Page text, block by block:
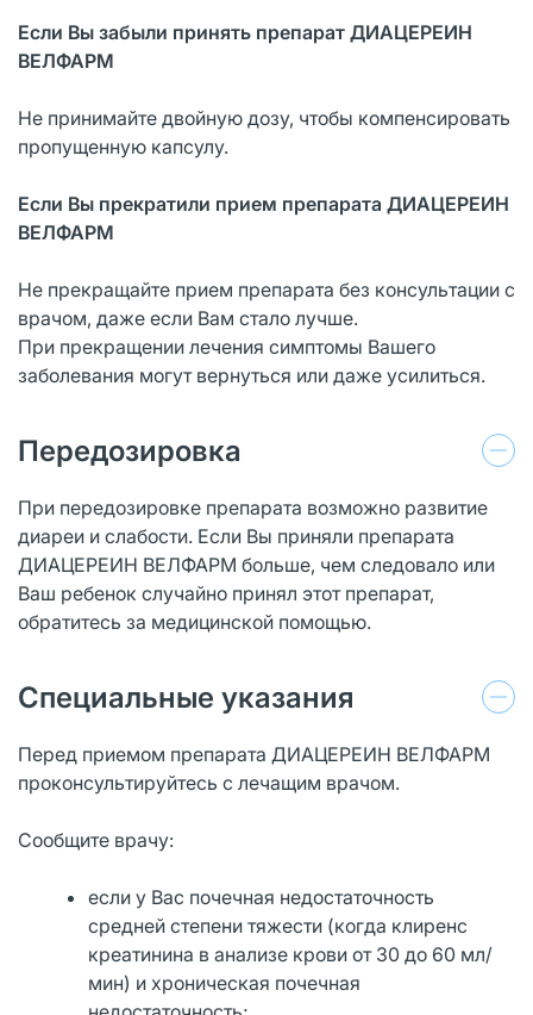
Если Вы забыли принять препарат ДИАЦЕРЕИН
ВЕЛФАРМ
Не принимайте двойную дозу, чтобы компенсировать
пропущенную капсулу.
Если Вы прекратили прием препарата ДИАЦЕРЕИН
ВЕЛФАРМ
Не прекращайте прием препарата без консультации с
врачом, даже если Вам стало лучше.
При прекращении лечения симптомы Вашего
заболевания могут вернуться или даже усилиться.
Передозировка
При передозировке препарата возможно развитие
диареи и слабости. Если Вы приняли препарата
ДИАЦЕРЕИН ВЕЛФАРМ больше, чем следовало или
Ваш ребенок случайно принял этот препарат,
обратитесь за медицинской помощью.
Специальные указания
Перед приемом препарата ДИАЦЕРЕИН ВЕЛФАРМ
проконсультируйтесь с лечащим врачом.
Сообщите врачу:
если у Вас почечная недостаточность
средней степени тяжести (когда клиренс
креатинина в анализе крови от 30 до 60 мл/
мин) и хроническая почечная